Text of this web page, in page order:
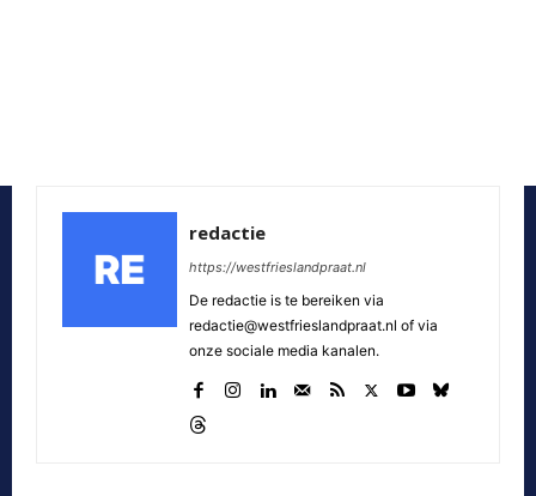
redactie
https://westfrieslandpraat.nl
De redactie is te bereiken via
redactie@westfrieslandpraat.nl of via
onze sociale media kanalen.